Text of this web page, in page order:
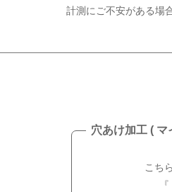
計測にご不安がある場
穴あけ加工 (
こち